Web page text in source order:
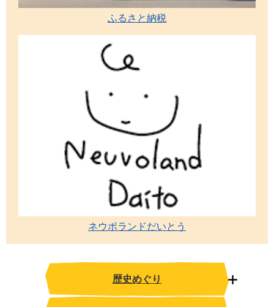
ふるさと納税
ネウボランドだいとう
歴史めぐり